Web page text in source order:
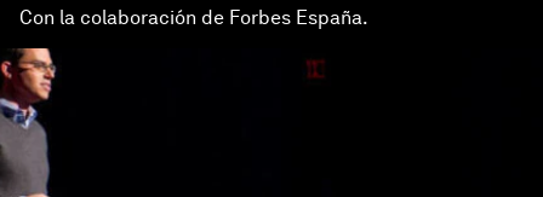
Con la colaboración de Forbes España.